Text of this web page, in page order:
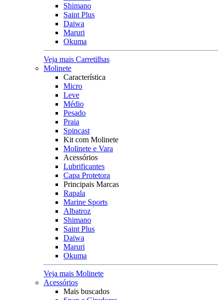
Shimano
Saint Plus
Daiwa
Maruri
Okuma
Veja mais Carretilhas
Molinete
Característica
Micro
Leve
Médio
Pesado
Praia
Spincast
Kit com Molinete
Molinete e Vara
Acessórios
Lubrificantes
Capa Protetora
Principais Marcas
Rapala
Marine Sports
Albatroz
Shimano
Saint Plus
Daiwa
Maruri
Okuma
Veja mais Molinete
Acessórios
Mais buscados